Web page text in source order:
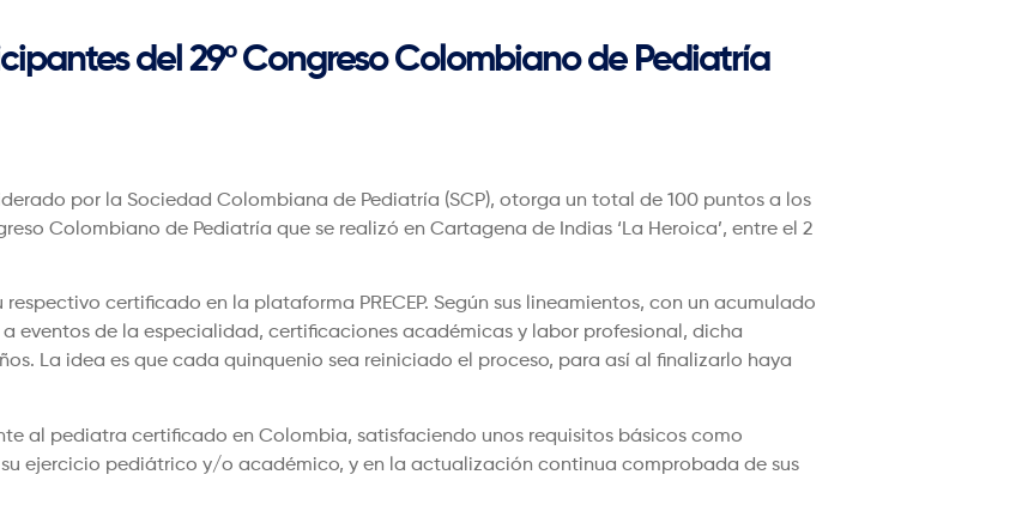
del 29º Congreso Colombiano de Pediatría
por la Sociedad Colombiana de Pediatría (SCP), otorga un total de 100 puntos a los
Colombiano de Pediatría que se realizó en Cartagena de Indias ‘La Heroica’, entre el 2
certificado en la plataforma PRECEP. Según sus lineamientos, con un acumulado
eventos de la especialidad, certificaciones académicas y labor profesional, dicha
La idea es que cada quinquenio sea reiniciado el proceso, para así al finalizarlo haya
al pediatra certificado en Colombia, satisfaciendo unos requisitos básicos como
ejercicio pediátrico y/o académico, y en la actualización continua comprobada de sus